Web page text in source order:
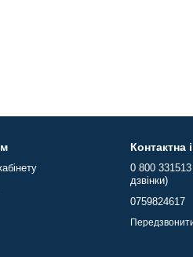
Контактна
0 800 331513
дзвінки)
0759824617